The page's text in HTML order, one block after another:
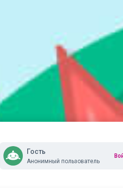
Гость
Анонимный пользователь